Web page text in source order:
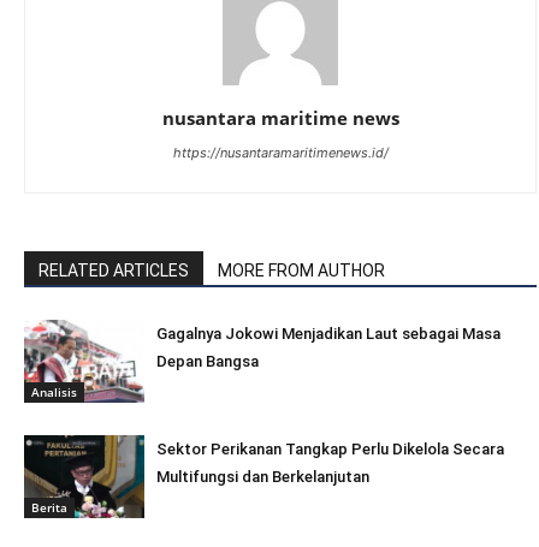
nusantara maritime news
https://nusantaramaritimenews.id/
RELATED ARTICLES MORE FROM AUTHOR
Analisis
Gagalnya Jokowi Menjadikan Laut sebagai Masa
Depan Bangsa
Berita
Sektor Perikanan Tangkap Perlu Dikelola Secara
Multifungsi dan Berkelanjutan